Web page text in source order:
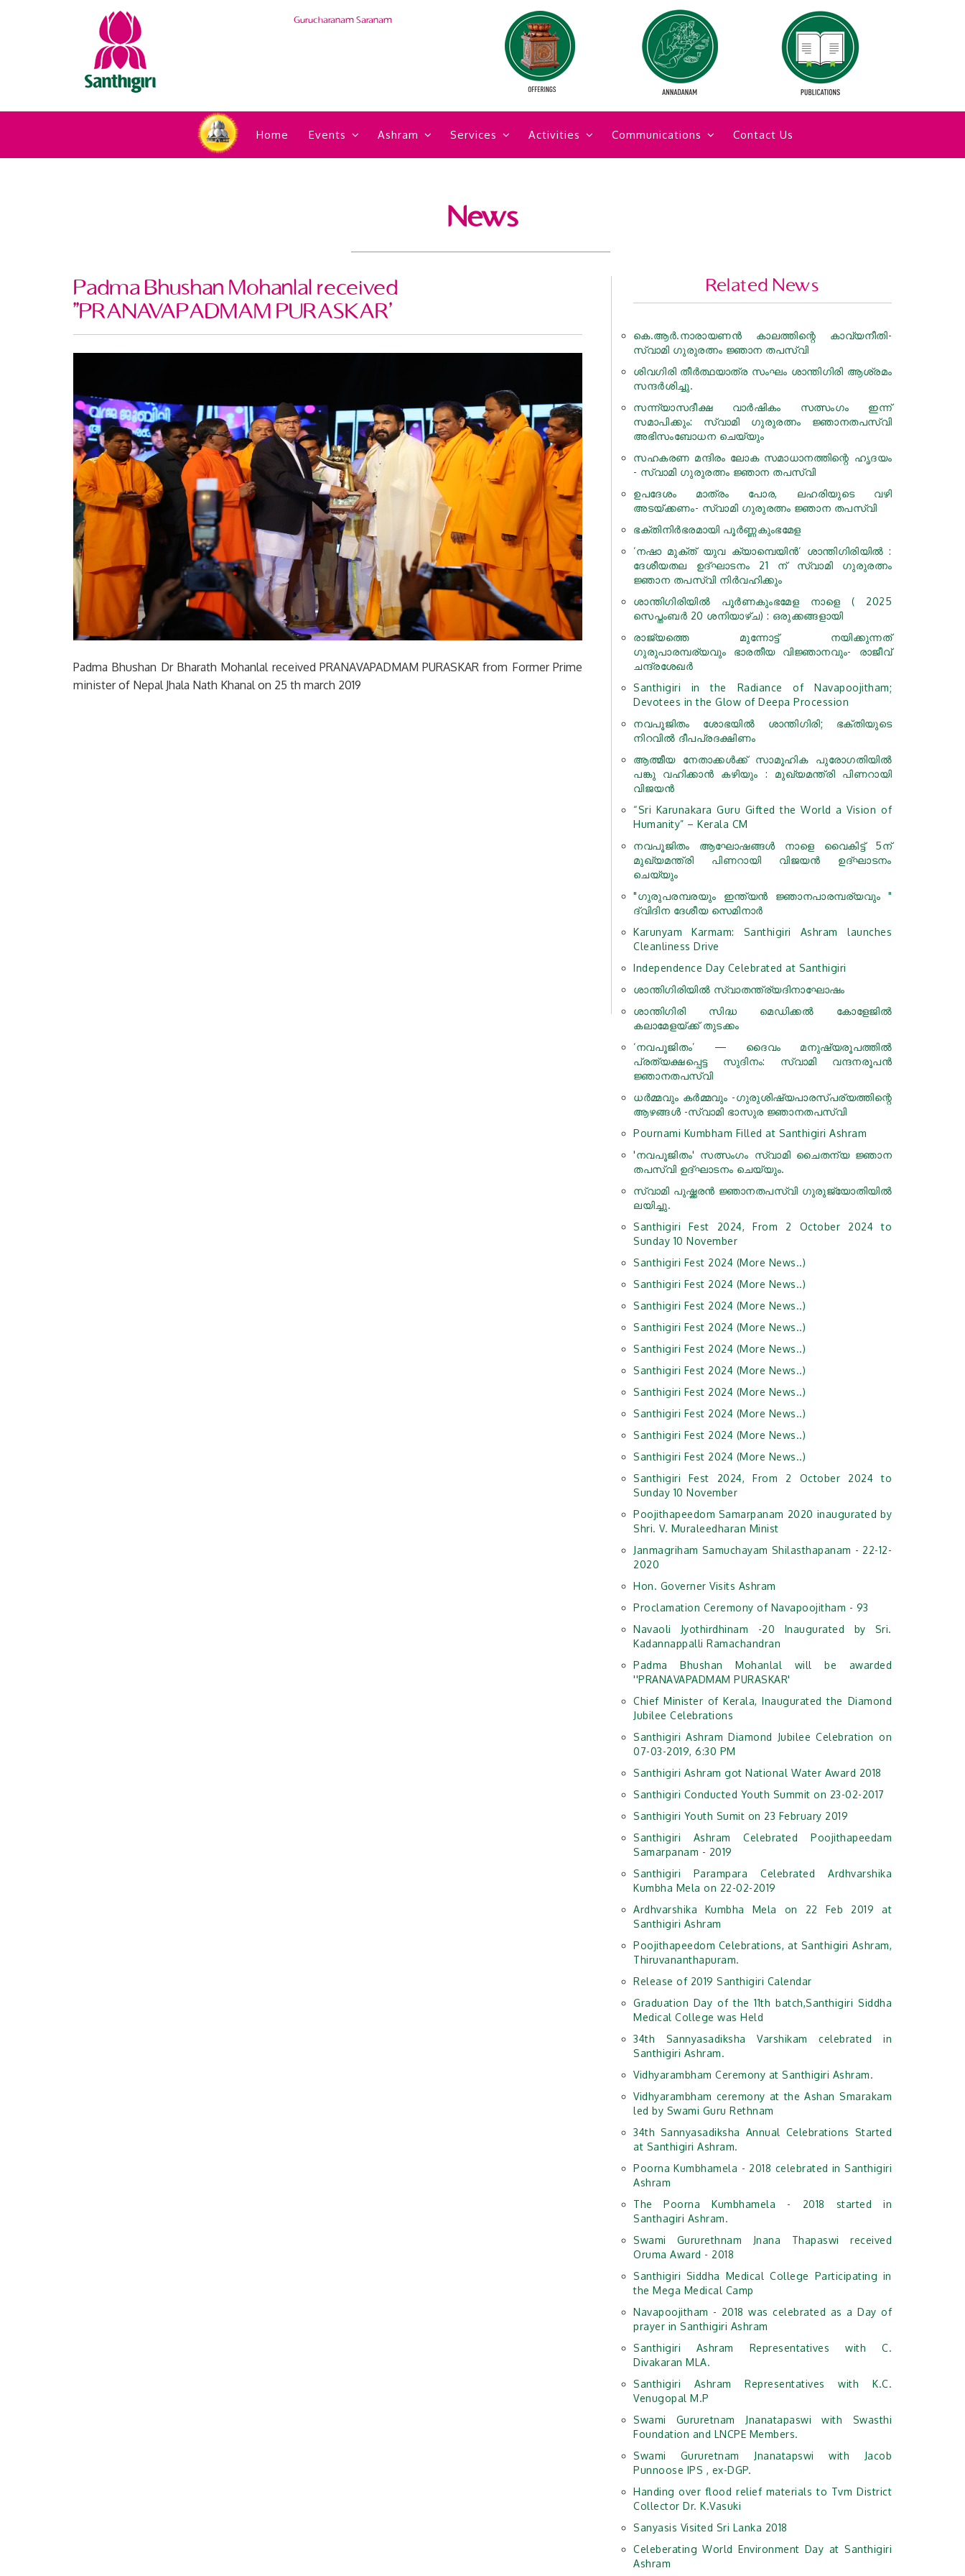
Gurucharanam Saranam
Home Events Ashram Services Activities Communications Contact Us
News
Padma Bhushan Mohanlal received
''PRANAVAPADMAM PURASKAR'
Padma Bhushan Dr Bharath Mohanlal received PRANAVAPADMAM PURASKAR from Former Prime
minister of Nepal Jhala Nath Khanal on 25 th march 2019
Related News
കെ.ആര്‍.നാരായണന്‍ കാലത്തിന്റെ കാവ്യനീതി-
സ്വാമി ഗുരുരത്നം ജ്ഞാന തപസ്വി
ശിവഗിരി തീർത്ഥയാത്ര സംഘം ശാന്തിഗിരി ആശ്രമം
സന്ദർശിച്ചു.
സന്ന്യാസദീക്ഷ വാർഷികം സത്സംഗം ഇന്ന്
സമാപിക്കും: സ്വാമി ഗുരുരത്നം ജ്ഞാനതപസ്വി
അഭിസംബോധന ചെയ്യും
സഹകരണ മന്ദിരം ലോക സമാധാനത്തിന്റെ ഹൃദയം
- സ്വാമി ഗുരുരത്നം ജ്ഞാന തപസ്വി
ഉപദേശം മാത്രം പോര, ലഹരിയുടെ വഴി
അടയ്ക്കണം- സ്വാമി ഗുരുരത്നം ജ്ഞാന തപസ്വി
ഭക്തിനിര്‍ഭരമായി പൂർണ്ണകുംഭമേള
‘നഷാ മുക്ത് യുവ ക്യാമ്പെയിന്‍‘ ശാന്തിഗിരിയില്‍ :
ദേശീയതല ഉദ്ഘാടനം 21 ന് സ്വാമി ഗുരുരത്നം
ജ്ഞാന തപസ്വി നിര്‍വഹിക്കും
ശാന്തിഗിരിയിൽ പൂർണകുംഭമേള നാളെ ( 2025
സെപ്തംബര്‍ 20 ശനിയാഴ്ച) : ഒരുക്കങ്ങളായി
രാജ്യത്തെ മുന്നോട്ട് നയിക്കുന്നത്
ഗുരുപാരമ്പര്യവും ഭാരതീയ വിജ്ഞാനവും- രാജീവ്
ചന്ദ്രശേഖര്‍
Santhigiri in the Radiance of Navapoojitham;
Devotees in the Glow of Deepa Procession
നവപൂജിതം ശോഭയില്‍ ശാന്തിഗിരി; ഭക്തിയുടെ
നിറവില്‍ ദീപപ്രദക്ഷിണം
ആത്മീയ നേതാക്കള്‍ക്ക് സാമൂഹിക പുരോഗതിയില്‍
പങ്കു വഹിക്കാന്‍ കഴിയും : മുഖ്യമന്ത്രി പിണറായി
വിജയന്‍
“Sri Karunakara Guru Gifted the World a Vision of
Humanity” – Kerala CM
നവപൂജിതം ആഘോഷങ്ങള്‍ നാളെ വൈകിട്ട് 5ന്
മുഖ്യമന്ത്രി പിണറായി വിജയന്‍ ഉദ്ഘാടനം
ചെയ്യും
"ഗുരുപരമ്പരയും ഇന്ത്യൻ ജ്ഞാനപാരമ്പര്യവും "
ദ്വിദിന ദേശീയ സെമിനാർ
Karunyam Karmam: Santhigiri Ashram launches
Cleanliness Drive
Independence Day Celebrated at Santhigiri
ശാന്തിഗിരിയിൽ സ്വാതന്ത്ര്യദിനാഘോഷം
ശാന്തിഗിരി സിദ്ധ മെഡിക്കൽ കോളേജിൽ
കലാമേളയ്ക്ക് തുടക്കം
‘നവപൂജിതം’ — ദൈവം മനുഷ്യരൂപത്തിൽ
പ്രത്യക്ഷപ്പെട്ട സുദിനം: സ്വാമി വന്ദനരൂപൻ
ജ്ഞാനതപസ്വി
ധർമ്മവും കർമ്മവും -ഗുരുശിഷ്യപാരസ്പര്യത്തിന്റെ
ആഴങ്ങൾ -സ്വാമി ഭാസുര ജ്ഞാനതപസ്വി
Pournami Kumbham Filled at Santhigiri Ashram
'നവപൂജിതം' സത്സംഗം സ്വാമി ചൈതന്യ ജ്ഞാന
തപസ്വി ഉദ്ഘാടനം ചെയ്യും.
സ്വാമി പുഷ്ക്കരൻ ജ്ഞാനതപസ്വി ഗുരുജ്യോതിയില്‍
ലയിച്ചു.
Santhigiri Fest 2024, From 2 October 2024 to
Sunday 10 November
Santhigiri Fest 2024 (More News..)
Santhigiri Fest 2024 (More News..)
Santhigiri Fest 2024 (More News..)
Santhigiri Fest 2024 (More News..)
Santhigiri Fest 2024 (More News..)
Santhigiri Fest 2024 (More News..)
Santhigiri Fest 2024 (More News..)
Santhigiri Fest 2024 (More News..)
Santhigiri Fest 2024 (More News..)
Santhigiri Fest 2024 (More News..)
Santhigiri Fest 2024, From 2 October 2024 to
Sunday 10 November
Poojithapeedom Samarpanam 2020 inaugurated by
Shri. V. Muraleedharan Minist
Janmagriham Samuchayam Shilasthapanam - 22-12-
2020
Hon. Governer Visits Ashram
Proclamation Ceremony of Navapoojitham - 93
Navaoli Jyothirdhinam -20 Inaugurated by Sri.
Kadannappalli Ramachandran
Padma Bhushan Mohanlal will be awarded
''PRANAVAPADMAM PURASKAR'
Chief Minister of Kerala, Inaugurated the Diamond
Jubilee Celebrations
Santhigiri Ashram Diamond Jubilee Celebration on
07-03-2019, 6:30 PM
Santhigiri Ashram got National Water Award 2018
Santhigiri Conducted Youth Summit on 23-02-2017
Santhigiri Youth Sumit on 23 February 2019
Santhigiri Ashram Celebrated Poojithapeedam
Samarpanam - 2019
Santhigiri Parampara Celebrated Ardhvarshika
Kumbha Mela on 22-02-2019
Ardhvarshika Kumbha Mela on 22 Feb 2019 at
Santhigiri Ashram
Poojithapeedom Celebrations, at Santhigiri Ashram,
Thiruvananthapuram.
Release of 2019 Santhigiri Calendar
Graduation Day of the 11th batch,Santhigiri Siddha
Medical College was Held
34th Sannyasadiksha Varshikam celebrated in
Santhigiri Ashram.
Vidhyarambham Ceremony at Santhigiri Ashram.
Vidhyarambham ceremony at the Ashan Smarakam
led by Swami Guru Rethnam
34th Sannyasadiksha Annual Celebrations Started
at Santhigiri Ashram.
Poorna Kumbhamela - 2018 celebrated in Santhigiri
Ashram
The Poorna Kumbhamela - 2018 started in
Santhagiri Ashram.
Swami Gururethnam Jnana Thapaswi received
Oruma Award - 2018
Santhigiri Siddha Medical College Participating in
the Mega Medical Camp
Navapoojitham - 2018 was celebrated as a Day of
prayer in Santhigiri Ashram
Santhigiri Ashram Representatives with C.
Divakaran MLA.
Santhigiri Ashram Representatives with K.C.
Venugopal M.P
Swami Gururetnam Jnanatapaswi with Swasthi
Foundation and LNCPE Members.
Swami Gururetnam Jnanatapswi with Jacob
Punnoose IPS , ex-DGP.
Handing over flood relief materials to Tvm District
Collector Dr. K.Vasuki
Sanyasis Visited Sri Lanka 2018
Celeberating World Environment Day at Santhigiri
Ashram